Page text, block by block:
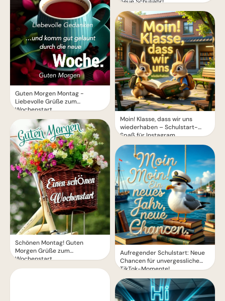
Guten Morgen Montag -
Liebevolle Grüße zum
Wochenstart
Schönen Montag! Guten
Morgen Grüße zum
Wochenstart
Moin! Klasse, dass wir uns
wiederhaben – Schulstart-
Spaß für Instagram
Aufregender Schulstart: Neue
Chancen für unvergessliche
TikTok-Momente!